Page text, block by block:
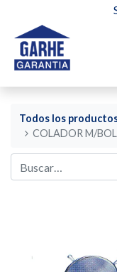
Todos los
COLADOR M/